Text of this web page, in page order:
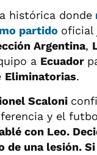
histórica donde
partido oficial
Argentina,
a Ecuador
Eliminatorias.
Scaloni
y el
con Leo.
de una lesión.